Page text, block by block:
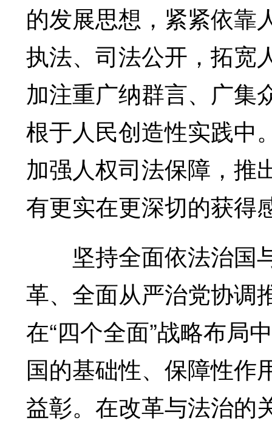
的发展思想，紧紧依靠
执法、司法公开，拓宽
加注重广纳群言、广集
根于人民创造性实践中
加强人权司法保障，推
有更实在更深切的获得
坚持全面依法治国
革、全面从严治党协调
在“四个全面”战略布局
国的基础性、保障性作
益彰。在改革与法治的